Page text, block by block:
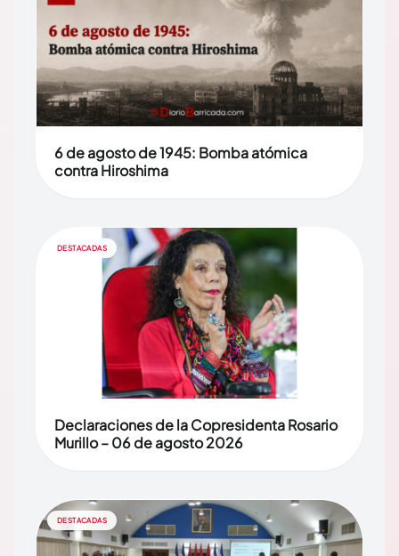
6 de agosto de 1945: Bomba atómica
contra Hiroshima
DESTACADAS
Declaraciones de la Copresidenta Rosario
Murillo – 06 de agosto 2026
DESTACADAS